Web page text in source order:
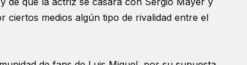
ciertos medios algún tipo de rivalidad entre el